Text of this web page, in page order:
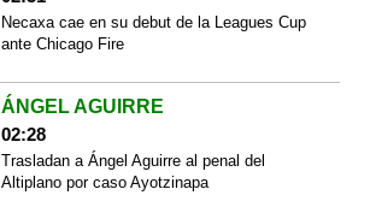
Necaxa cae en su debut de la Leagues Cup
ante Chicago Fire
ÁNGEL AGUIRRE
02:28
Trasladan a Ángel Aguirre al penal del
Altiplano por caso Ayotzinapa